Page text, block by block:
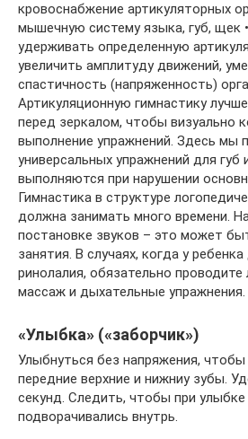
кровоснабжение артикуляторных
мышечную систему языка, губ, щек
удерживать определенную
увеличить амплитуду движений,
спастичность (напряженность)
Артикуляционную гимнастику
перед зеркалом, чтобы визуально
выполнение упражнений. Здесь мы
универсальных упражнений для
выполняются при нарушении
Гимнастика в структуре
должна занимать много времени.
постановке звуков – это может
занятия. В случаях, когда у
ринолалия, обязательно проводите
массаж и дыхательные упражнения.
«Улыбка» («заборчик»)
Улыбнуться без напряжения,
передние верхние и нижниу зубы.
секунд. Следить, чтобы при улыбке
подворачивались внутрь.